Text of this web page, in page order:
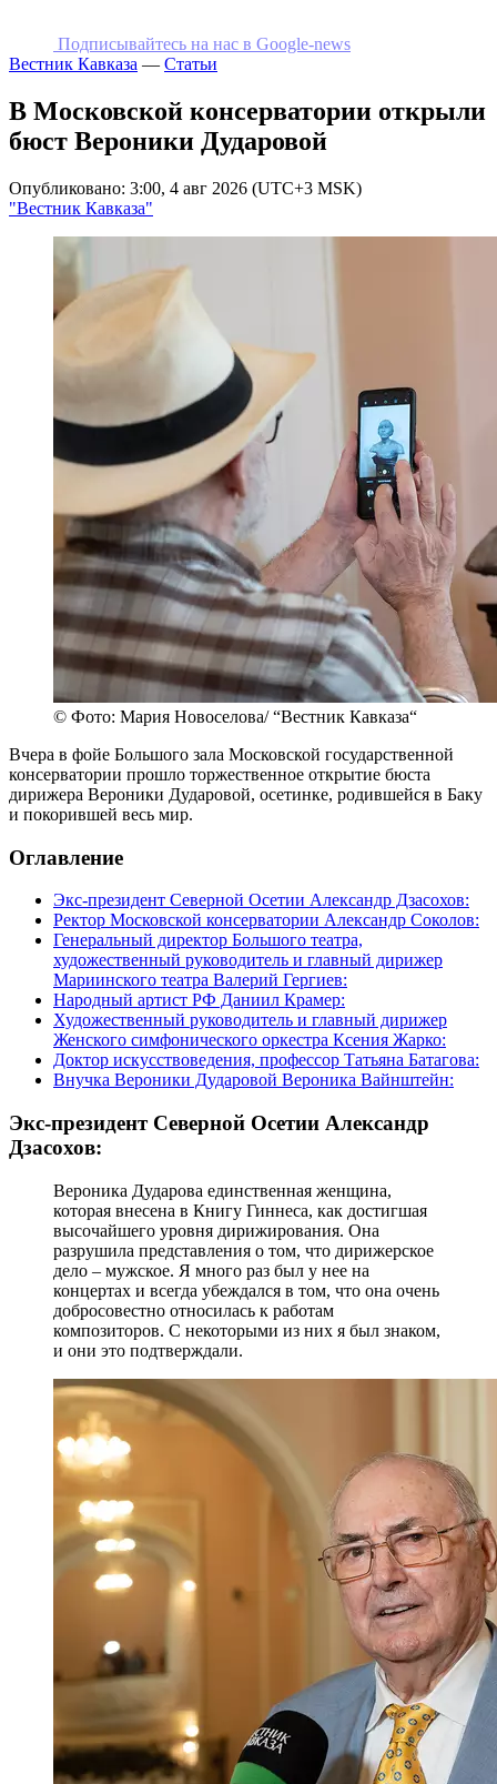
Подписывайтесь на наc в Google-news
Вестник Кавказа — Статьи
В Московской консерватории открыли
бюст Вероники Дударовой
Опубликовано: 3:00, 4 авг 2026 (UTC+3 MSK)
"Вестник Кавказа"
© Фото: Мария Новоселова/ “Вестник Кавказа“
Вчера в фойе Большого зала Московской государственной
консерватории прошло торжественное открытие бюста
дирижера Вероники Дударовой, осетинке, родившейся в Баку
и покорившей весь мир.
Оглавление
Экс-президент Северной Осетии Александр Дзасохов:
Ректор Московской консерватории Александр Соколов:
Генеральный директор Большого театра,
художественный руководитель и главный дирижер
Мариинского театра Валерий Гергиев:
Народный артист РФ Даниил Крамер:
Художественный руководитель и главный дирижер
Женского симфонического оркестра Ксения Жарко:
Доктор искусствоведения, профессор Татьяна Батагова:
Внучка Вероники Дударовой Вероника Вайнштейн:
Экс-президент Северной Осетии Александр
Дзасохов:
Вероника Дударова единственная женщина,
которая внесена в Книгу Гиннеса, как достигшая
высочайшего уровня дирижирования. Она
разрушила представления о том, что дирижерское
дело – мужское. Я много раз был у нее на
концертах и всегда убеждался в том, что она очень
добросовестно относилась к работам
композиторов. С некоторыми из них я был знаком,
и они это подтверждали.